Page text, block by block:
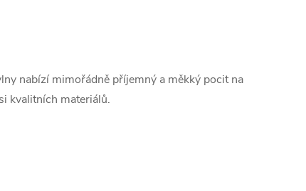
nabízí mimořádně příjemný a měkký pocit na
kvalitních materiálů.